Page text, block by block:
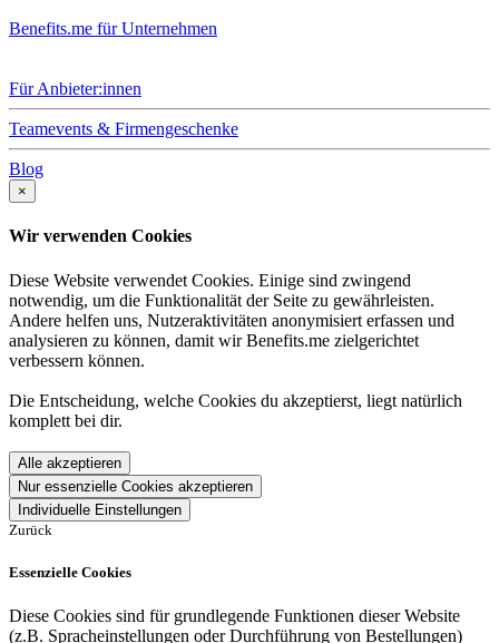
Benefits.me für Unternehmen
Für Anbieter:innen
Teamevents & Firmengeschenke
Blog
×
Wir verwenden Cookies
Diese Website verwendet Cookies. Einige sind zwingend
notwendig, um die Funktionalität der Seite zu gewährleisten.
Andere helfen uns, Nutzeraktivitäten anonymisiert erfassen und
analysieren zu können, damit wir Benefits.me zielgerichtet
verbessern können.
Die Entscheidung, welche Cookies du akzeptierst, liegt natürlich
komplett bei dir.
Alle akzeptieren
Nur essenzielle Cookies akzeptieren
Individuelle Einstellungen
Zurück
Essenzielle Cookies
Diese Cookies sind für grundlegende Funktionen dieser Website
(z.B. Spracheinstellungen oder Durchführung von Bestellungen)